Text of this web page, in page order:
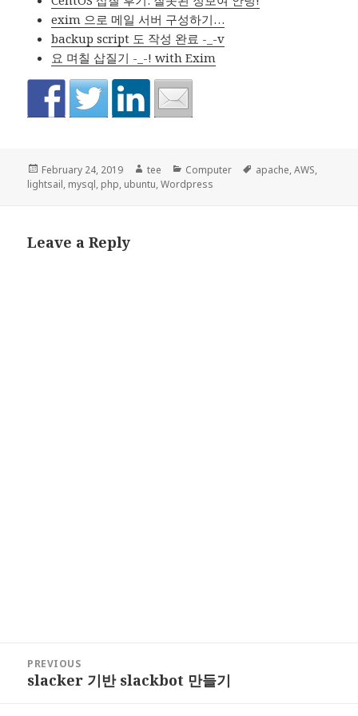
exim 으로 메일 서버 구성하기…
backup script 도 작성 완료 -_-v
요 며칠 삽질기 -_-! with Exim
Posted
on
February 24, 2019 Author
tee Categories
Computer Tags
apache,AWS,
lightsail, mysql, php, ubuntu,Wordpress
Leave a Reply
navigation
PREVIOUS
Previous
slacker 기반 slackbot 만들기